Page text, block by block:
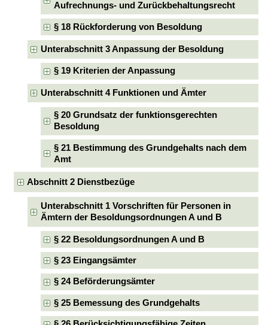
Aufrechnungs- und Zurückbehaltungsrecht
§ 18 Rückforderung von Besoldung
Unterabschnitt 3 Anpassung der Besoldung
§ 19 Kriterien der Anpassung
Unterabschnitt 4 Funktionen und Ämter
§ 20 Grundsatz der funktionsgerechten
Besoldung
§ 21 Bestimmung des Grundgehalts nach dem
Amt
Abschnitt 2 Dienstbezüge
Unterabschnitt 1 Vorschriften für Personen in
Ämtern der Besoldungsordnungen A und B
§ 22 Besoldungsordnungen A und B
§ 23 Eingangsämter
§ 24 Beförderungsämter
§ 25 Bemessung des Grundgehalts